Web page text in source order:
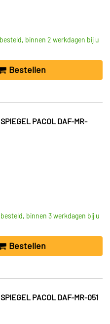
binnen 2 werkdagen bij u
Bestellen
PACOL DAF-MR-
binnen 3 werkdagen bij u
Bestellen
PACOL DAF-MR-051